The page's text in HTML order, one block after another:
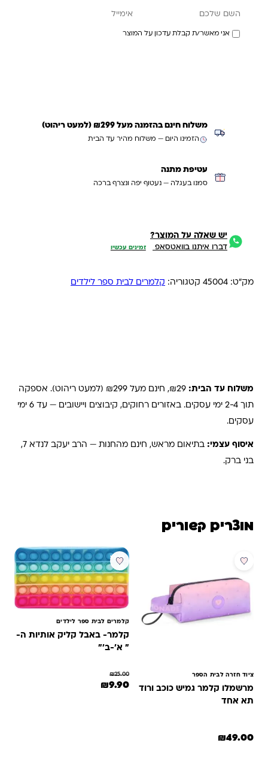
אני מאשר/ת קבלת עדכון על המוצר
משלוח חינם בהזמנה מעל ₪299 (למעט ריהוט)
הזמינו היום — משלוח מהיר עד הבית
עטיפת מתנה
סמנו בעגלה — נעטוף יפה ונצרף ברכה
יש שאלה על המוצר?
דברו איתנו בוואטסאפ זמינים עכשיו
מק"ט: 45004 קטגוריה: קלמרים לבית ספר לילדים
משלוח עד הבית: ₪29, חינם מעל ₪299 (למעט ריהוט). אספקה
תוך 2-4 ימי עסקים. באזורים רחוקים, קיבוצים ויישובים — עד 6 ימי
עסקים.
איסוף עצמי: בתיאום מראש, חינם מהחנות — הרב יעקב לנדא 7,
בני ברק.
מוצרים קשורים
ציוד חזרה לבית הספר
מרשמלו קלמר גמיש כוכב ורוד
תא אחד
₪49.00
מבצע
קלמרים לבית ספר לילדים
קלמר- באבל קליק אותיות ה-
" א'-ב'"
₪25.00
המחיר המקורי היה: ₪25.00.
₪9.90